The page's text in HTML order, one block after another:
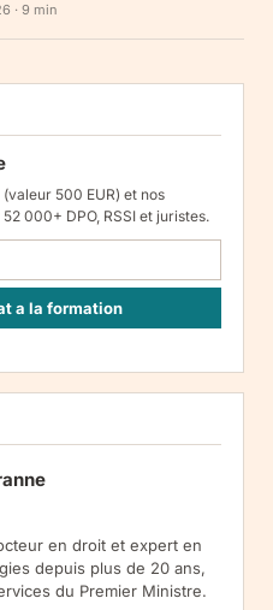
· 9 min
500 EUR) et nos
000+ DPO, RSSI et juristes.
a la formation
a la newsletter et reception
: consentement (art. 6.1.a
des emails). Conservation :
rectification, effacement,
exercez vos droits via notre
en droit et expert en
depuis plus de 20 ans,
du Premier Ministre.